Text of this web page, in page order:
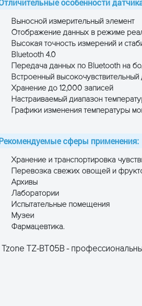
особенности
Выносной измерительный элемент
Отображение данных в режиме
Высокая точность измерений и
Bluetooth 4.0
Передача данных по Bluetooth на
Встроенный высокочувствительный
Хранение до 12,000 записей
Настраиваемый диапазон
Графики изменения температуры
сферы применения:
Хранение и транспортировка
Перевозка свежих овощей и
Архивы
Лаборатории
Испытательные помещения
Музеи
Фармацевтика.
Tzone TZ-BT05В -
эксплуатации, батарея